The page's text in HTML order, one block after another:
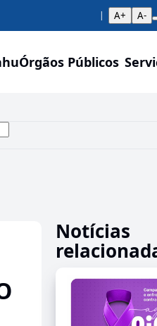
A+ A-
Órgãos Públicos
Notícias